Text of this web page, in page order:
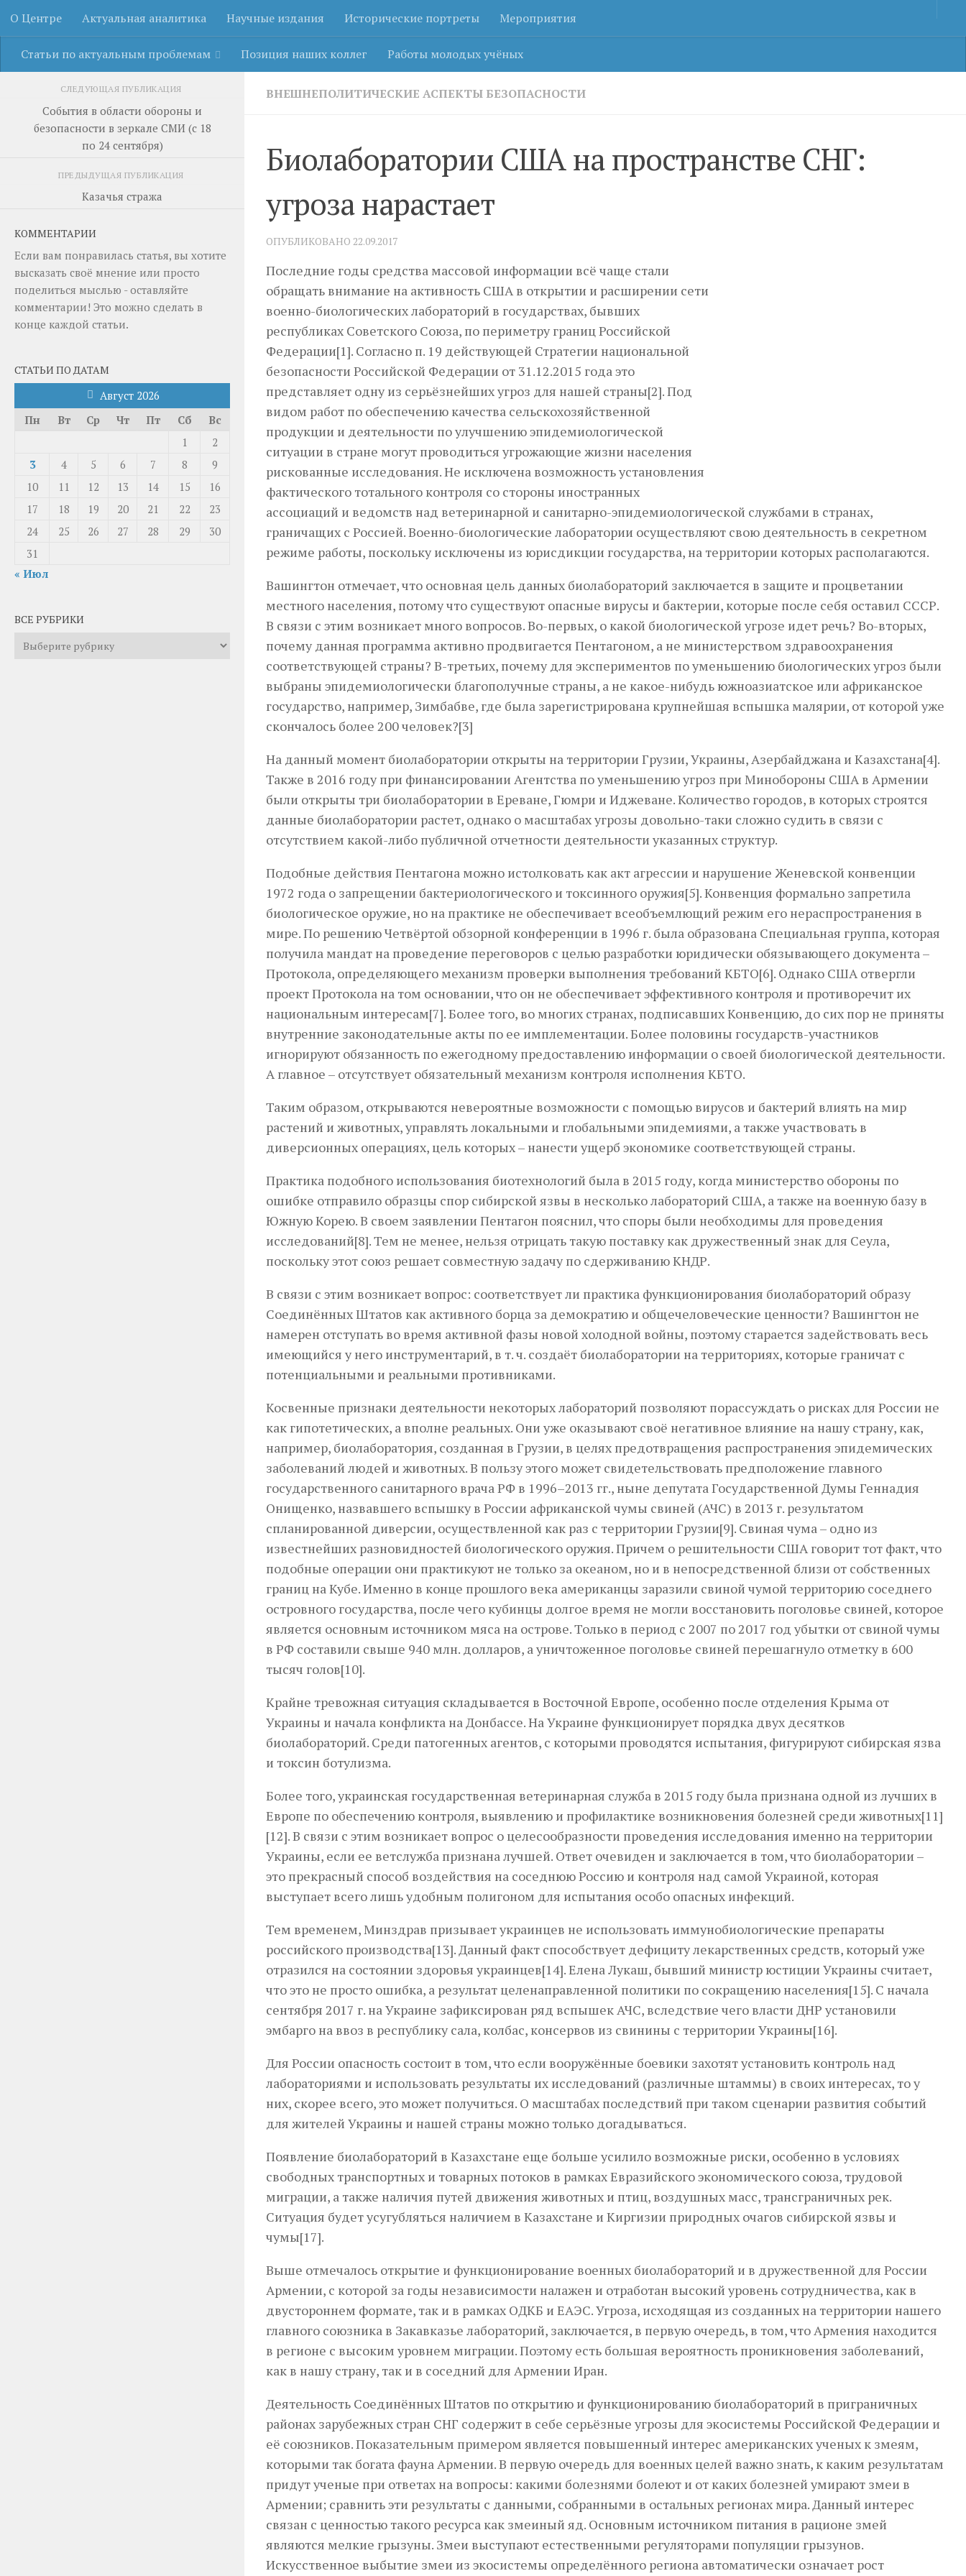
Перейти к содержимому
О Центре Актуальная аналитика Научные издания Исторические портреты Мероприятия
Статьи по актуальным проблемам Позиция наших коллег Работы молодых учёных
ВНЕШНЕПОЛИТИЧЕСКИЕ АСПЕКТЫ БЕЗОПАСНОСТИ
Биолаборатории США на пространстве СНГ:
угроза нарастает
ОПУБЛИКОВАНО 22.09.2017
Последние годы средства массовой информации всё чаще стали
обращать внимание на активность США в открытии и расширении сети
военно-биологических лабораторий в государствах, бывших
республиках Советского Союза, по периметру границ Российской
Федерации[1]. Согласно п. 19 действующей Стратегии национальной
безопасности Российской Федерации от 31.12.2015 года это
представляет одну из серьёзнейших угроз для нашей страны[2]. Под
видом работ по обеспечению качества сельскохозяйственной
продукции и деятельности по улучшению эпидемиологической
ситуации в стране могут проводиться угрожающие жизни населения
рискованные исследования. Не исключена возможность установления
фактического тотального контроля со стороны иностранных
ассоциаций и ведомств над ветеринарной и санитарно-эпидемиологической службами в странах,
граничащих с Россией. Военно-биологические лаборатории осуществляют свою деятельность в секретном
режиме работы, поскольку исключены из юрисдикции государства, на территории которых располагаются.
Вашингтон отмечает, что основная цель данных биолабораторий заключается в защите и процветании
местного населения, потому что существуют опасные вирусы и бактерии, которые после себя оставил СССР.
В связи с этим возникает много вопросов. Во-первых, о какой биологической угрозе идет речь? Во-вторых,
почему данная программа активно продвигается Пентагоном, а не министерством здравоохранения
соответствующей страны? В-третьих, почему для экспериментов по уменьшению биологических угроз были
выбраны эпидемиологически благополучные страны, а не какое-нибудь южноазиатское или африканское
государство, например, Зимбабве, где была зарегистрирована крупнейшая вспышка малярии, от которой уже
скончалось более 200 человек?[3]
На данный момент биолаборатории открыты на территории Грузии, Украины, Азербайджана и Казахстана[4].
Также в 2016 году при финансировании Агентства по уменьшению угроз при Минобороны США в Армении
были открыты три биолаборатории в Ереване, Гюмри и Иджеване. Количество городов, в которых строятся
данные биолаборатории растет, однако о масштабах угрозы довольно-таки сложно судить в связи с
отсутствием какой-либо публичной отчетности деятельности указанных структур.
Подобные действия Пентагона можно истолковать как акт агрессии и нарушение Женевской конвенции
1972 года о запрещении бактериологического и токсинного оружия[5]. Конвенция формально запретила
биологическое оружие, но на практике не обеспечивает всеобъемлющий режим его нераспространения в
мире. По решению Четвёртой обзорной конференции в 1996 г. была образована Специальная группа, которая
получила мандат на проведение переговоров с целью разработки юридически обязывающего документа –
Протокола, определяющего механизм проверки выполнения требований КБТО[6]. Однако США отвергли
проект Протокола на том основании, что он не обеспечивает эффективного контроля и противоречит их
национальным интересам[7]. Более того, во многих странах, подписавших Конвенцию, до сих пор не приняты
внутренние законодательные акты по ее имплементации. Более половины государств-участников
игнорируют обязанность по ежегодному предоставлению информации о своей биологической деятельности.
А главное – отсутствует обязательный механизм контроля исполнения КБТО.
Таким образом, открываются невероятные возможности с помощью вирусов и бактерий влиять на мир
растений и животных, управлять локальными и глобальными эпидемиями, а также участвовать в
диверсионных операциях, цель которых – нанести ущерб экономике соответствующей страны.
Практика подобного использования биотехнологий была в 2015 году, когда министерство обороны по
ошибке отправило образцы спор сибирской язвы в несколько лабораторий США, а также на военную базу в
Южную Корею. В своем заявлении Пентагон пояснил, что споры были необходимы для проведения
исследований[8]. Тем не менее, нельзя отрицать такую поставку как дружественный знак для Сеула,
поскольку этот союз решает совместную задачу по сдерживанию КНДР.
В связи с этим возникает вопрос: соответствует ли практика функционирования биолабораторий образу
Соединённых Штатов как активного борца за демократию и общечеловеческие ценности? Вашингтон не
намерен отступать во время активной фазы новой холодной войны, поэтому старается задействовать весь
имеющийся у него инструментарий, в т. ч. создаёт биолаборатории на территориях, которые граничат с
потенциальными и реальными противниками.
Косвенные признаки деятельности некоторых лабораторий позволяют порассуждать о рисках для России не
как гипотетических, а вполне реальных. Они уже оказывают своё негативное влияние на нашу страну, как,
например, биолаборатория, созданная в Грузии, в целях предотвращения распространения эпидемических
заболеваний людей и животных. В пользу этого может свидетельствовать предположение главного
государственного санитарного врача РФ в 1996–2013 гг., ныне депутата Государственной Думы Геннадия
Онищенко, назвавшего вспышку в России африканской чумы свиней (АЧС) в 2013 г. результатом
спланированной диверсии, осуществленной как раз с территории Грузии[9]. Свиная чума – одно из
известнейших разновидностей биологического оружия. Причем о решительности США говорит тот факт, что
подобные операции они практикуют не только за океаном, но и в непосредственной близи от собственных
границ на Кубе. Именно в конце прошлого века американцы заразили свиной чумой территорию соседнего
островного государства, после чего кубинцы долгое время не могли восстановить поголовье свиней, которое
является основным источником мяса на острове. Только в период с 2007 по 2017 год убытки от свиной чумы
в РФ составили свыше 940 млн. долларов, а уничтоженное поголовье свиней перешагнуло отметку в 600
тысяч голов[10].
Крайне тревожная ситуация складывается в Восточной Европе, особенно после отделения Крыма от
Украины и начала конфликта на Донбассе. На Украине функционирует порядка двух десятков
биолабораторий. Среди патогенных агентов, с которыми проводятся испытания, фигурируют сибирская язва
и токсин ботулизма.
Более того, украинская государственная ветеринарная служба в 2015 году была признана одной из лучших в
Европе по обеспечению контроля, выявлению и профилактике возникновения болезней среди животных[11]
[12]. В связи с этим возникает вопрос о целесообразности проведения исследования именно на территории
Украины, если ее ветслужба признана лучшей. Ответ очевиден и заключается в том, что биолаборатории –
это прекрасный способ воздействия на соседнюю Россию и контроля над самой Украиной, которая
выступает всего лишь удобным полигоном для испытания особо опасных инфекций.
Тем временем, Минздрав призывает украинцев не использовать иммунобиологические препараты
российского производства[13]. Данный факт способствует дефициту лекарственных средств, который уже
отразился на состоянии здоровья украинцев[14]. Елена Лукаш, бывший министр юстиции Украины считает,
что это не просто ошибка, а результат целенаправленной политики по сокращению населения[15]. С начала
сентября 2017 г. на Украине зафиксирован ряд вспышек АЧС, вследствие чего власти ДНР установили
эмбарго на ввоз в республику сала, колбас, консервов из свинины с территории Украины[16].
Для России опасность состоит в том, что если вооружённые боевики захотят установить контроль над
лабораториями и использовать результаты их исследований (различные штаммы) в своих интересах, то у
них, скорее всего, это может получиться. О масштабах последствий при таком сценарии развития событий
для жителей Украины и нашей страны можно только догадываться.
Появление биолабораторий в Казахстане еще больше усилило возможные риски, особенно в условиях
свободных транспортных и товарных потоков в рамках Евразийского экономического союза, трудовой
миграции, а также наличия путей движения животных и птиц, воздушных масс, трансграничных рек.
Ситуация будет усугубляться наличием в Казахстане и Киргизии природных очагов сибирской язвы и
чумы[17].
Выше отмечалось открытие и функционирование военных биолабораторий и в дружественной для России
Армении, с которой за годы независимости налажен и отработан высокий уровень сотрудничества, как в
двустороннем формате, так и в рамках ОДКБ и ЕАЭС. Угроза, исходящая из созданных на территории нашего
главного союзника в Закавказье лабораторий, заключается, в первую очередь, в том, что Армения находится
в регионе с высоким уровнем миграции. Поэтому есть большая вероятность проникновения заболеваний,
как в нашу страну, так и в соседний для Армении Иран.
Деятельность Соединённых Штатов по открытию и функционированию биолабораторий в приграничных
районах зарубежных стран СНГ содержит в себе серьёзные угрозы для экосистемы Российской Федерации и
её союзников. Показательным примером является повышенный интерес американских ученых к змеям,
которыми так богата фауна Армении. В первую очередь для военных целей важно знать, к каким результатам
придут ученые при ответах на вопросы: какими болезнями болеют и от каких болезней умирают змеи в
Армении; сравнить эти результаты с данными, собранными в остальных регионах мира. Данный интерес
связан с ценностью такого ресурса как змеиный яд. Основным источником питания в рационе змей
являются мелкие грызуны. Змеи выступают естественными регуляторами популяции грызунов.
Искусственное выбытие змеи из экосистемы определённого региона автоматически означает рост
СЛЕДУЮЩАЯ ПУБЛИКАЦИЯ
События в области обороны и
безопасности в зеркале СМИ (с 18
по 24 сентября)
ПРЕДЫДУЩАЯ ПУБЛИКАЦИЯ
Казачья стража
КОММЕНТАРИИ
Если вам понравилась статья, вы хотите
высказать своё мнение или просто
поделиться мыслью - оставляйте
комментарии! Это можно сделать в
конце каждой статьи.
СТАТЬИ ПО ДАТАМ
Август 2026
Пн
Вт Ср Чт Пт Сб
Вс
1
2
3
4 5 6 7 8
9
10
11 12 13 14 15
16
17
18 19 20 21 22
23
24
25 26 27 28 29
30
31
« Июл
ВСЕ РУБРИКИ
Все